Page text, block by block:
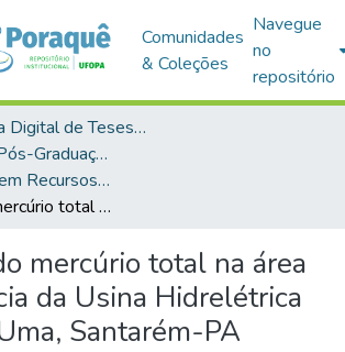
Comunidades
& Coleções
Navegue
no
repositório
Biblioteca Digital de Teses e Dissertações (BDTD)
Programa de Pós-Graduação em Recursos Aquáticos Continentais Amazônicos (PPGRACAM)
Dissertações em Recursos Aquáticos Continentais Amazônicos (Mestrado)
Dinâmica do mercúrio total na área de influência da Usina Hidrelétrica de Curuá-Uma, Santarém-PA
mercúrio total na área
da Usina Hidrelétrica
Santarém-PA